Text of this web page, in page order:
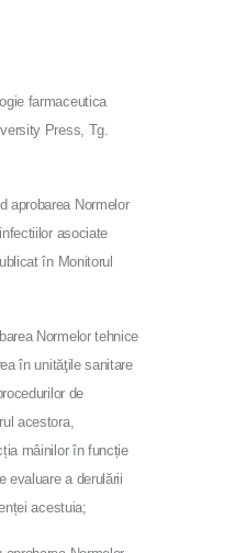
farmaceutica
Press, Tg.
aprobarea Normelor
asociate
în Monitorul
Normelor tehnice
în unităţile sanitare
de
acestora,
mâinilor în funcție
evaluare a derulării
acestuia;